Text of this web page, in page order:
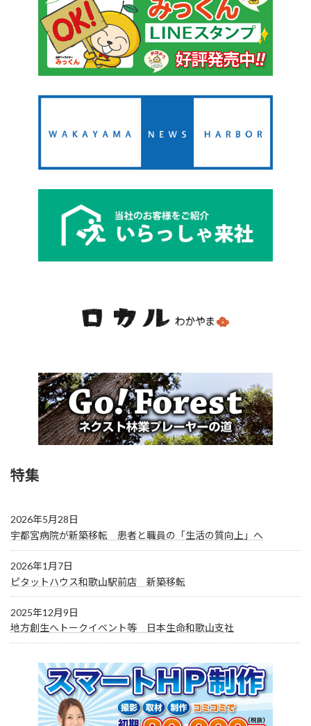
特集
2026年5月28日
宇都宮病院が新築移転 患者と職員の「生活の質向上」へ
2026年1月7日
ピタットハウス和歌山駅前店 新築移転
2025年12月9日
地方創生へトークイベント等 日本生命和歌山支社